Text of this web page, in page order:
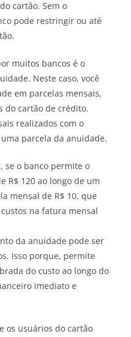
cartão. Sem o
pode restringir ou até
muitos bancos é o
Neste caso, você
em parcelas mensais,
do cartão de crédito.
realizados com o
parcela da anuidade.
se o banco permite o
R$ 120 ao longo de um
mensal de R$ 10, que
na fatura mensal
da anuidade pode ser
Isso porque, permite
do custo ao longo do
imediato e
os usuários do cartão